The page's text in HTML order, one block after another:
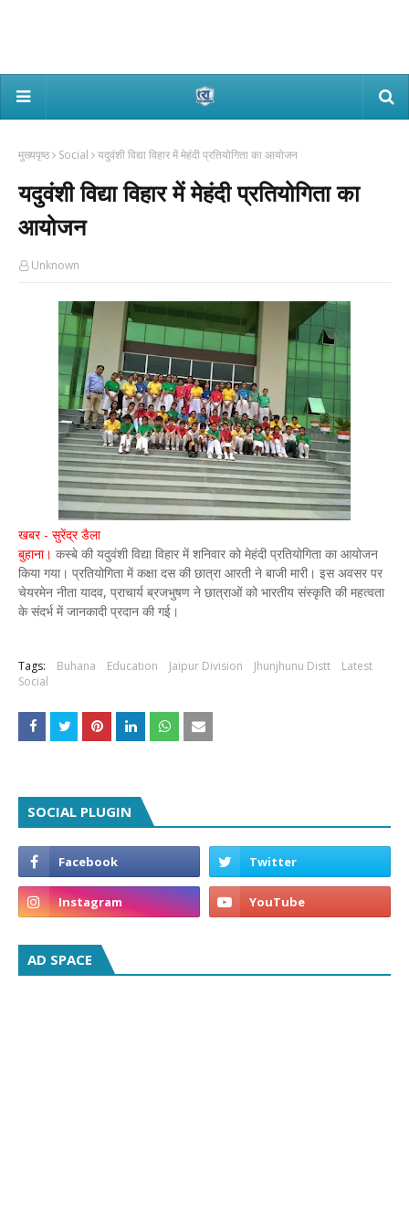
मुख्यपृष्ठ Social यदुवंशी विद्या विहार में मेहंदी प्रतियोगिता का आयोजन
यदुवंशी विद्या विहार में मेहंदी प्रतियोगिता का
आयोजन
Unknown
खबर - सुरेंद्र डैला
बुहाना। कस्बे की यदुवंशी विद्या विहार में शनिवार को मेहंदी प्रतियोगिता का आयोजन
किया गया। प्रतियोगिता में कक्षा दस की छात्रा आरती ने बाजी मारी। इस अवसर पर
चेयरमेन नीता यादव, प्राचार्य ब्रजभुषण ने छात्राओं को भारतीय संस्कृति की महत्वता
के संदर्भ में जानकादी प्रदान की गई।
Tags: Buhana Education Jaipur Division Jhunjhunu Distt
Latest
Social
SOCIAL PLUGIN
AD SPACE